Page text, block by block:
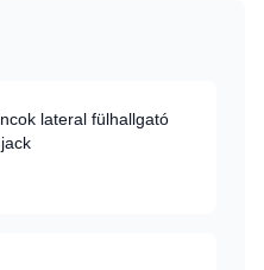
lateral fülhallgató